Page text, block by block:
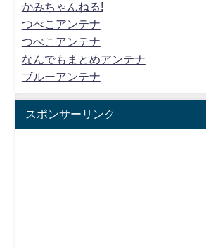
かみちゃんねる!
つべこアンテナ
つべこアンテナ
なんでもまとめアンテナ
ブルーアンテナ
スポンサーリンク